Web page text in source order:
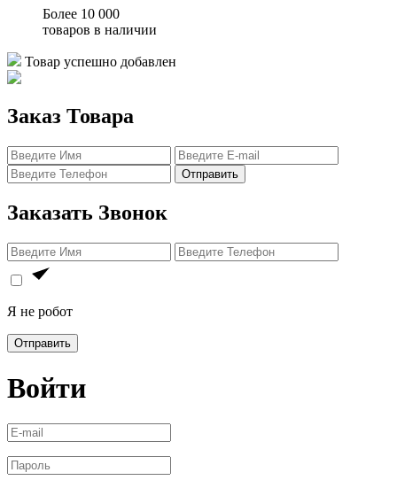
Более 10 000
товаров в наличии
Товар успешно добавлен
Заказ Товара
Отправить
Заказать Звонок
Я не робот
Отправить
Войти